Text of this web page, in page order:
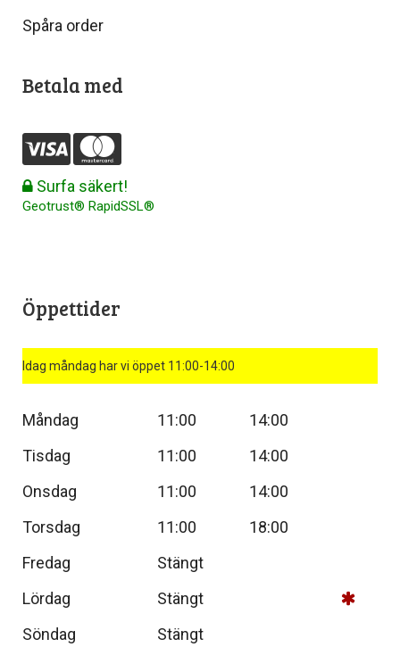
Spåra order
Betala med
Surfa säkert!
Geotrust® RapidSSL®
Öppettider
Idag måndag har vi öppet 11:00-14:00
Måndag 11:00
14:00
Tisdag
11:00
14:00
Onsdag
11:00
14:00
Torsdag
11:00
18:00
Fredag
Stängt
Lördag
Stängt
Söndag
Stängt